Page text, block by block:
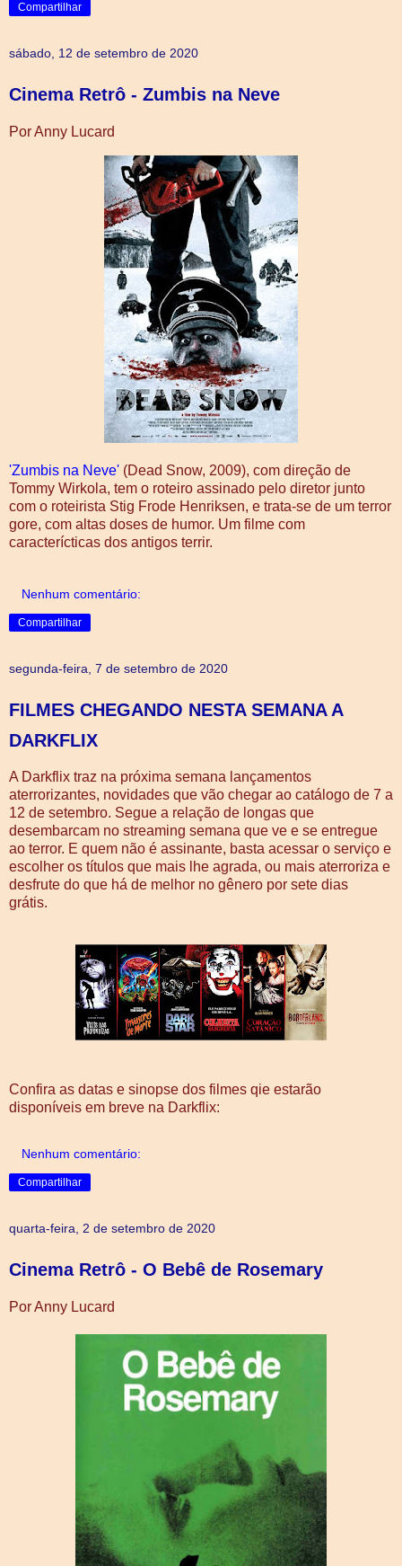
Compartilhar
sábado, 12 de setembro de 2020
Cinema Retrô - Zumbis na Neve
Por Anny Lucard
'Zumbis na Neve' (Dead Snow, 2009), com direção de
Tommy Wirkola, tem o roteiro assinado pelo diretor junto
com o roteirista Stig Frode Henriksen, e trata-se de um terror
gore, com altas doses de humor. Um filme com
caracterícticas dos antigos terrir.
Nenhum comentário:
Compartilhar
segunda-feira, 7 de setembro de 2020
FILMES CHEGANDO NESTA SEMANA A
DARKFLIX
A Darkflix traz na próxima semana lançamentos
aterrorizantes, novidades que vão chegar ao catálogo de 7 a
12 de setembro. Segue a relação de longas que
desembarcam no streaming semana que ve e se entregue
ao terror. E quem não é assinante, basta acessar o serviço e
escolher os títulos que mais lhe agrada, ou mais aterroriza e
desfrute do que há de melhor no gênero por sete dias
grátis.
Confira as datas e sinopse dos filmes qie estarão
disponíveis em breve na Darkflix:
Nenhum comentário:
Compartilhar
quarta-feira, 2 de setembro de 2020
Cinema Retrô - O Bebê de Rosemary
Por Anny Lucard